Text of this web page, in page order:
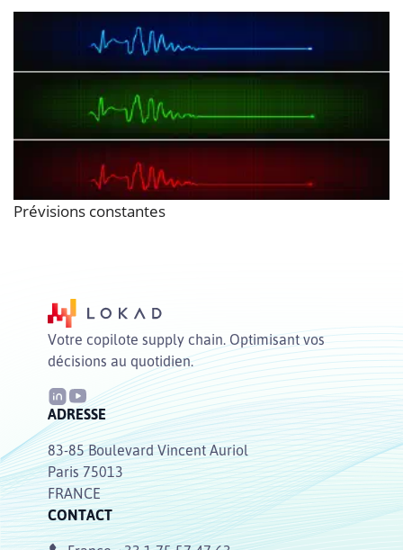
Prévisions constantes
Votre copilote supply chain. Optimisant vos
décisions au quotidien.
ADRESSE
83-85 Boulevard Vincent Auriol
Paris 75013
FRANCE
CONTACT